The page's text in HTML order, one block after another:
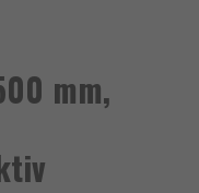
mm,